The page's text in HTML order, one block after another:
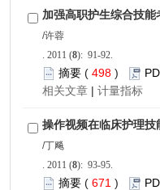
): 91-92.
498 )
|
): 93-95.
671 )